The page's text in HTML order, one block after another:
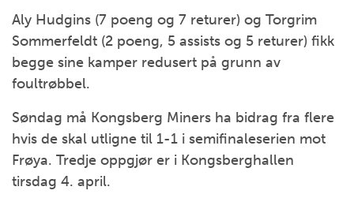
Aly Hudgins (7 poeng og 7 returer) og Torgrim
Sommerfeldt (2 poeng, 5 assists og 5 returer) fikk
begge sine kamper redusert på grunn av
foultrøbbel.
Søndag må Kongsberg Miners ha bidrag fra flere
hvis de skal utligne til 1-1 i semifinaleserien mot
Frøya. Tredje oppgjør er i Kongsberghallen
tirsdag 4. april.